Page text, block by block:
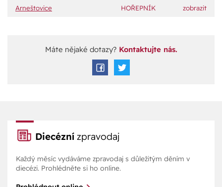
Arneštovice HOŘEPNÍK zobrazit
Máte nějaké dotazy?Kontaktujte nás.
Diecézní zpravodaj
Každý měsíc vydáváme zpravodaj s důležitým děním v
diecézi. Prohlédněte si ho online.